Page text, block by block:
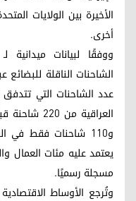
الأخيرة بين الولايات
أخرى.
عدد الشاحنات التي
و110 شاحنات فقط
مسجلة رسميًا.
وتُرجع الأوساط